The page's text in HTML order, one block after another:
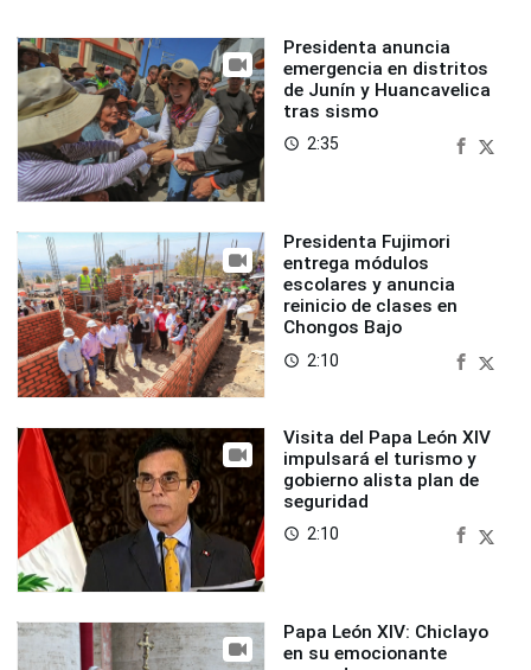
Presidenta anuncia
emergencia en distritos
de Junín y Huancavelica
tras sismo
access_time 2:35
Presidenta Fujimori
entrega módulos
escolares y anuncia
reinicio de clases en
Chongos Bajo
access_time 2:10
Visita del Papa León XIV
impulsará el turismo y
gobierno alista plan de
seguridad
access_time 2:10
Papa León XIV: Chiclayo
en su emocionante